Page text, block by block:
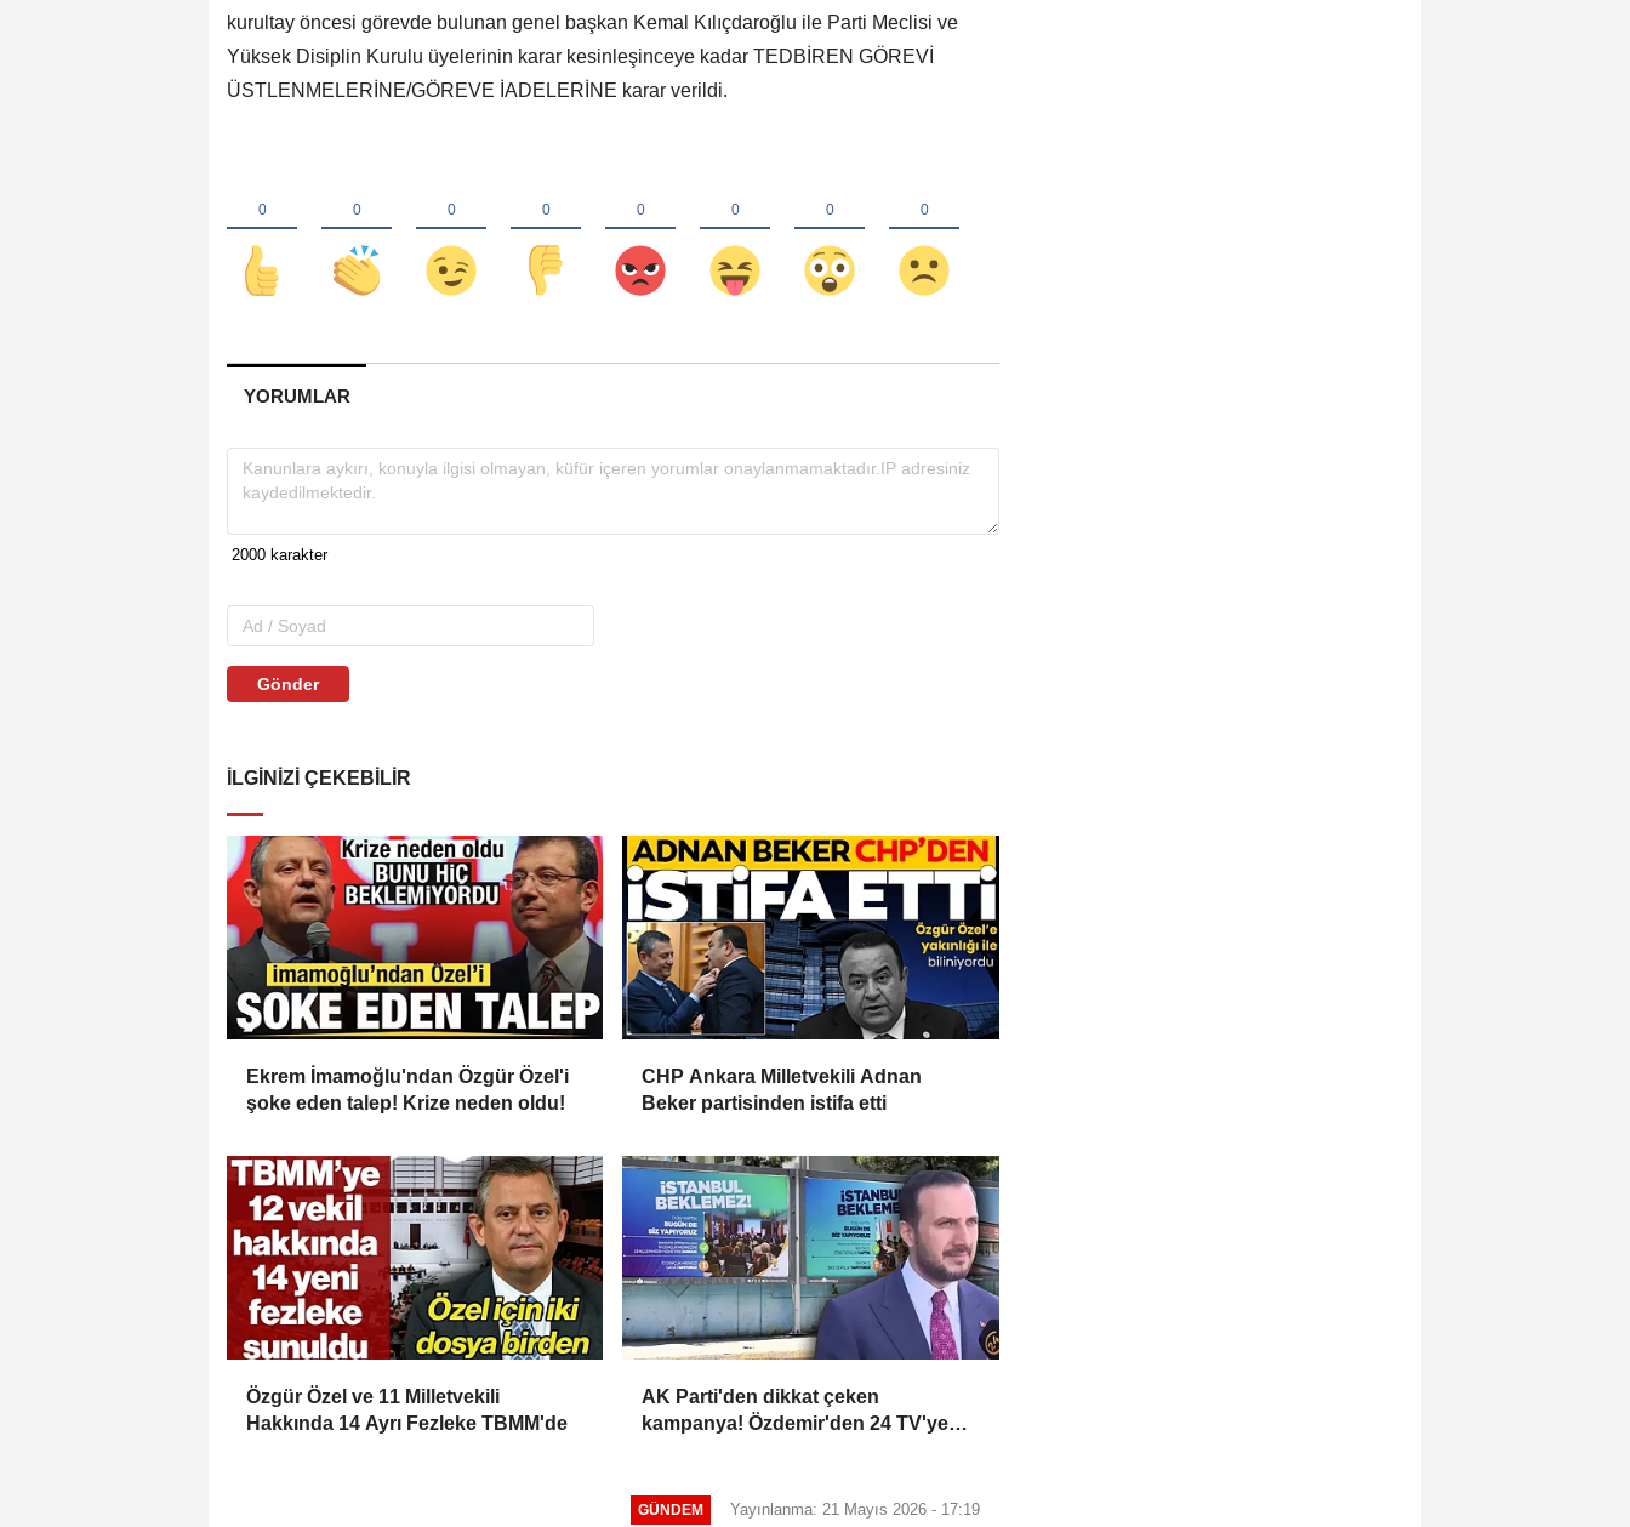
kurultay öncesi görevde bulunan genel başkan Kemal Kılıçdaroğlu ile Parti Meclisi ve
Yüksek Disiplin Kurulu üyelerinin karar kesinleşinceye kadar TEDBİREN GÖREVİ
ÜSTLENMELERİNE/GÖREVE İADELERİNE karar verildi.
YORUMLAR
Gönder
İLGINIZI ÇEKEBILIR
Ekrem İmamoğlu'ndan Özgür Özel'i
şoke eden talep! Krize neden oldu!
CHP Ankara Milletvekili Adnan
Beker partisinden istifa etti
Özgür Özel ve 11 Milletvekili
Hakkında 14 Ayrı Fezleke TBMM'de
AK Parti'den dikkat çeken
kampanya! Özdemir'den 24 TV'ye
GÜNDEM Yayınlanma: 21 Mayıs 2026 - 17:19